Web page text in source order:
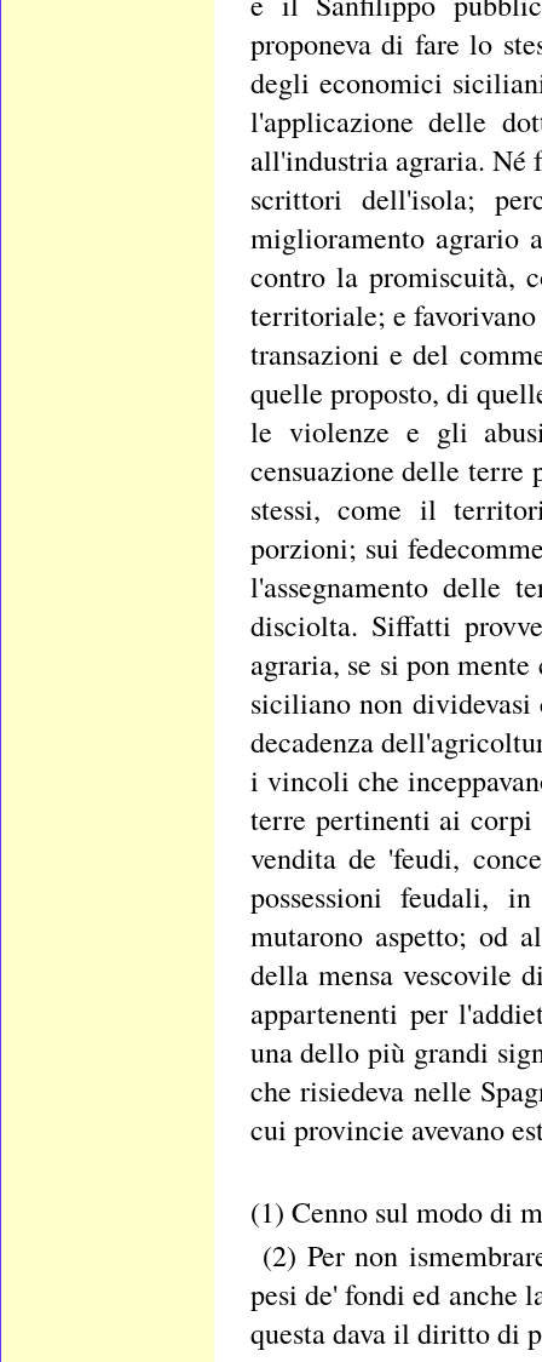
proponeva di fare lo
degli economici
l'applicazione delle
all'industria agraria.
scrittori dell'isola;
miglioramento agrario
contro la promiscuità,
territoriale; e
transazioni e del
quelle proposto, di
le violenze e gli
censuazione delle
stessi, come il
porzioni; sui
l'assegnamento delle
disciolta. Siffatti
agraria, se si pon
siciliano non dividevasi
decadenza
i vincoli che
terre pertinenti ai corpi
vendita de 'feudi,
possessioni feudali,
mutarono aspetto; od
della mensa vescovile
appartenenti per
una dello più grandi
che risiedeva nelle
cui provincie avevano
(1) Cenno sul modo di
(2) Per non
pesi de' fondi ed anche
questa dava il diritto di